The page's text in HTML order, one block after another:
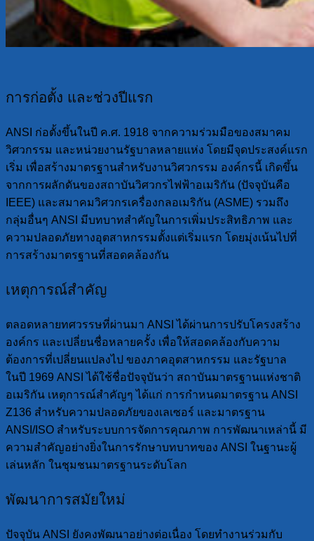
การก่อตั้ง และช่วงปีแรก
ANSI ก่อตั้งขึ้นในปี ค.ศ. 1918 จากความร่วมมือของสมาคม
วิศวกรรม และหน่วยงานรัฐบาลหลายแห่ง โดยมีจุดประสงค์แรก
เริ่ม เพื่อสร้างมาตรฐานสำหรับงานวิศวกรรม องค์กรนี้ เกิดขึ้น
จากการผลักดันของสถาบันวิศวกรไฟฟ้าอเมริกัน (ปัจจุบันคือ
IEEE) และสมาคมวิศวกรเครื่องกลอเมริกัน (ASME) รวมถึง
กลุ่มอื่นๆ ANSI มีบทบาทสำคัญในการเพิ่มประสิทธิภาพ และ
ความปลอดภัยทางอุตสาหกรรมตั้งแต่เริ่มแรก โดยมุ่งเน้นไปที่
การสร้างมาตรฐานที่สอดคล้องกัน
เหตุการณ์สำคัญ
ตลอดหลายทศวรรษที่ผ่านมา ANSI ได้ผ่านการปรับโครงสร้าง
องค์กร และเปลี่ยนชื่อหลายครั้ง เพื่อให้สอดคล้องกับความ
ต้องการที่เปลี่ยนแปลงไป ของภาคอุตสาหกรรม และรัฐบาล
ในปี 1969 ANSI ได้ใช้ชื่อปัจจุบันว่า สถาบันมาตรฐานแห่งชาติ
อเมริกัน เหตุการณ์สำคัญๆ ได้แก่ การกำหนดมาตรฐาน ANSI
Z136 สำหรับความปลอดภัยของเลเซอร์ และมาตรฐาน
ANSI/ISO สำหรับระบบการจัดการคุณภาพ การพัฒนาเหล่านี้ มี
ความสำคัญอย่างยิ่งในการรักษาบทบาทของ ANSI ในฐานะผู้
เล่นหลัก ในชุมชนมาตรฐานระดับโลก
พัฒนาการสมัยใหม่
ปัจจุบัน ANSI ยังคงพัฒนาอย่างต่อเนื่อง โดยทำงานร่วมกับ